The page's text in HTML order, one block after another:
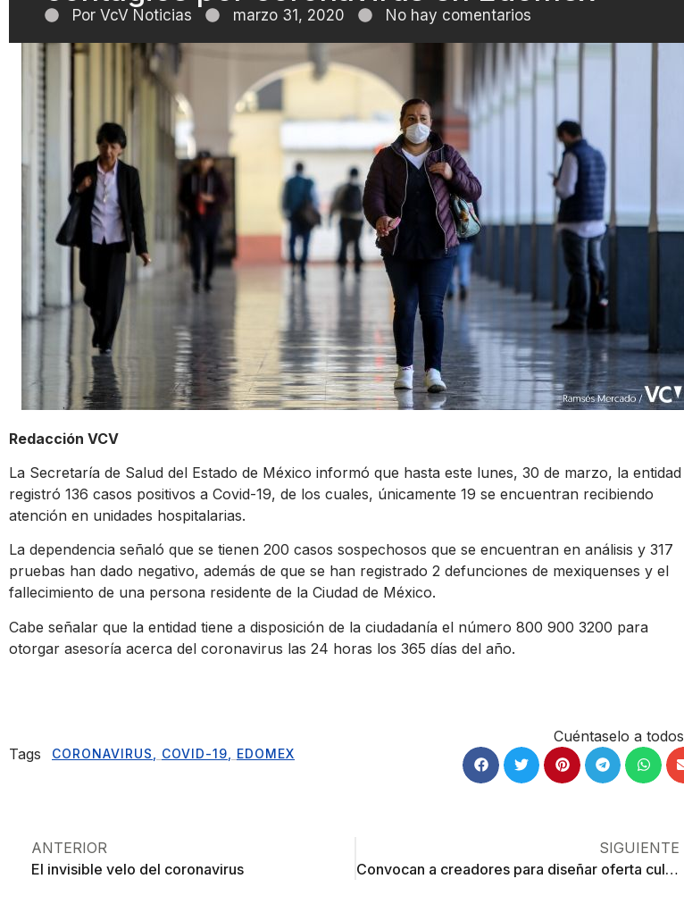
Por VcV Noticias marzo 31, 2020 No hay comentarios
Redacción VCV
La Secretaría de Salud del Estado de México informó que hasta este lunes, 30 de marzo, la entidad
registró 136 casos positivos a Covid-19, de los cuales, únicamente 19 se encuentran recibiendo
atención en unidades hospitalarias.
La dependencia señaló que se tienen 200 casos sospechosos que se encuentran en análisis y 317
pruebas han dado negativo, además de que se han registrado 2 defunciones de mexiquenses y el
fallecimiento de una persona residente de la Ciudad de México.
Cabe señalar que la entidad tiene a disposición de la ciudadanía el número 800 900 3200 para
otorgar asesoría acerca del coronavirus las 24 horas los 365 días del año.
Tags CORONAVIRUS COVID-19 EDOMEX
Cuéntaselo a todos
ANTERIOR
El invisible velo del coronavirus
SIGUIENTE
Convocan a creadores para diseñar oferta cultural en Edoméx